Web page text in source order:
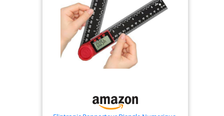
sélectionner la mâchoire et l'unité de longueur
appropriées en fonction de l'élément à mesurer,
afin de pouvoir commencer à mesurer. Avec la
fonction de réinitialisation, les étriers peuvent
être recalibrés à tout moment pour augmenter la
précision. La fonction de conversion
millimètre/pouce peut être ajustée pour s'adapter
aux différentes habitudes de l'utilisateur. Le
bouton marche/arrêt et l'arrêt automatique après
LR44 1,5 V supplémentaire et une batterie intégrée
à l'étrier.